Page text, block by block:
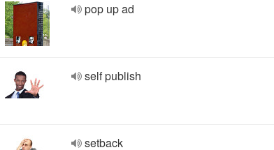
pop up ad
self publish
setback